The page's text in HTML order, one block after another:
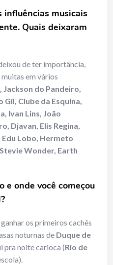
influências musicais
Quais deixaram
de ter importância,
em vários
Jackson do Pandeiro,
Clube da Esquina,
Ivan Lins, João
Djavan, Elis Regina,
Edu Lobo, Hermeto
Wonder, Earth
e onde você começou
os primeiros cachês
noturnas de Duque de
pra noite carioca (Rio de